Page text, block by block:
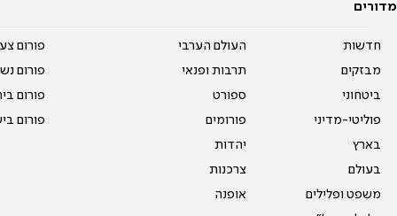
מדורים
חדשות
מבזקים
ביטחוני
פוליטי-מדיני
בארץ
בעולם
משפט ופלילים
העולם הערבי
תרבות ופנאי
ספורט
פורומים
יהדות
צרכנות
אופנה
פורום
פורום
פורום
פורום